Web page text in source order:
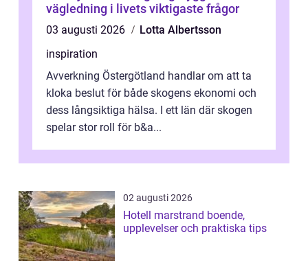
vägledning i livets viktigaste frågor
03 augusti 2026
Lotta Albertsson
inspiration
Avverkning Östergötland handlar om att ta
kloka beslut för både skogens ekonomi och
dess långsiktiga hälsa. I ett län där skogen
spelar stor roll för b&a...
02 augusti 2026
Hotell marstrand boende,
upplevelser och praktiska tips